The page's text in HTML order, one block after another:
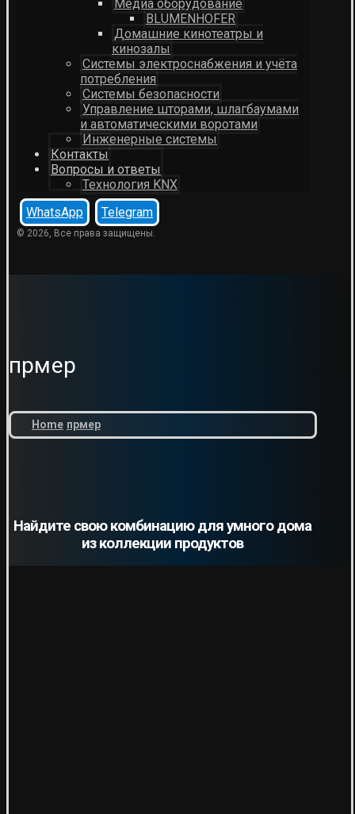
Медиа оборудование
BLUMENHOFER
Домашние кинотеатры и
кинозалы
Системы электроснабжения и учёта
потребления
Системы безопасности
Управление шторами, шлагбаумами
и автоматическими воротами
Инженерные системы
Контакты
Вопросы и ответы
Технология KNX
WhatsApp
Telegram
© 2026, Все права защищены.
прмер
Home прмер
Найдите свою комбинацию для умного дома
из коллекции продуктов